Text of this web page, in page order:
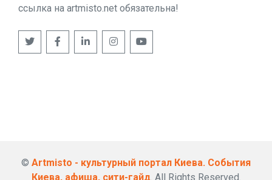
ссылка на artmisto.net обязательна!
© Artmisto - культурный портал Киева. События
Киева, афиша, сити-гайд. All Rights Reserved.